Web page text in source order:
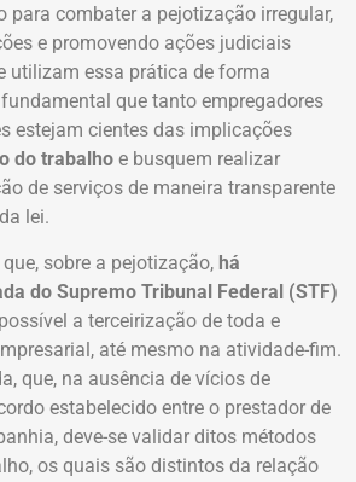
para combater a pejotização irregular,
e promovendo ações judiciais
utilizam essa prática de forma
que tanto empregadores
estejam cientes das implicações
do trabalho e busquem realizar
de serviços de maneira transparente
lei.
sobre a pejotização, há
do Supremo Tribunal Federal (STF)
a terceirização de toda e
até mesmo na atividade-fim.
que, na ausência de vícios de
estabelecido entre o prestador de
deve-se validar ditos métodos
os quais são distintos da relação